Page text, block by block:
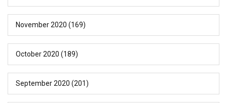
November 2020 (169)
October 2020 (189)
September 2020 (201)